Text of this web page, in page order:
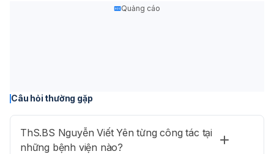
Quảng cáo
Câu hỏi thường gặp
ThS.BS Nguyễn Viết Yên từng công tác tại
những bệnh viện nào?